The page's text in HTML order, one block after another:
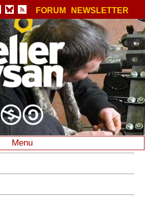
FORUM NEWSLETTER
Menu